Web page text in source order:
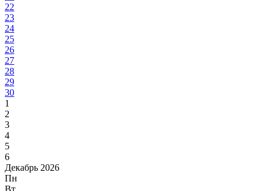
22
23
24
25
26
27
28
29
30
1
2
3
4
5
6
Декабрь 2026
Пн